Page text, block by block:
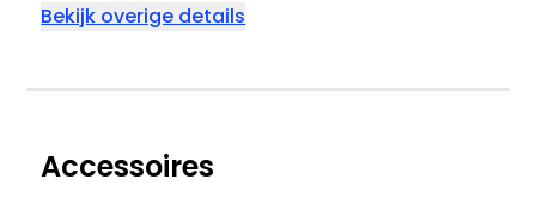
Bekijk overige details
Accessoires